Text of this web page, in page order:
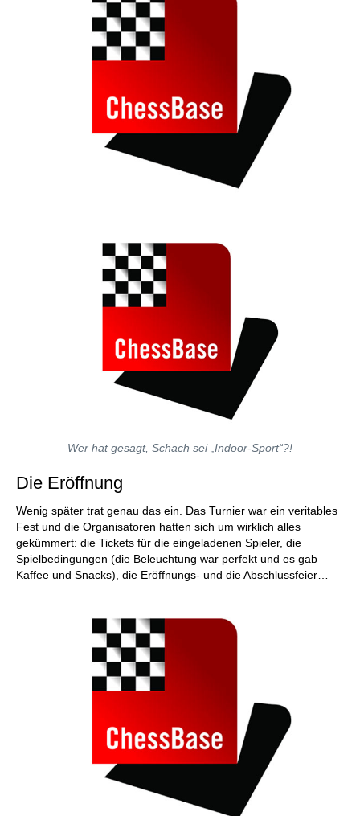
Wer hat gesagt, Schach sei „Indoor-Sport“?!
Die Eröffnung
Wenig später trat genau das ein. Das Turnier war ein veritables
Fest und die Organisatoren hatten sich um wirklich alles
gekümmert: die Tickets für die eingeladenen Spieler, die
Spielbedingungen (die Beleuchtung war perfekt und es gab
Kaffee und Snacks), die Eröffnungs- und die Abschlussfeier…